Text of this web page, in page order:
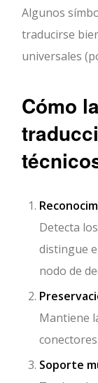
Algunos
traducirse
universales
Cómo
Detecta
distingue
nodo de
Mantiene
Soporte